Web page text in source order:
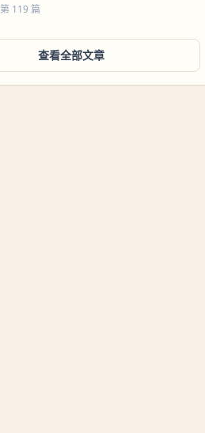
料！
第 119 篇
查看全部文章